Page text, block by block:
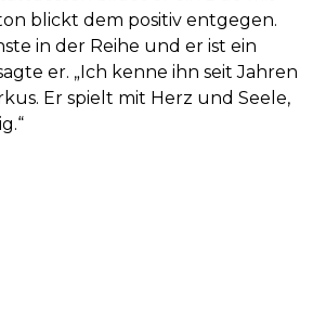
blickt dem positiv entgegen.
in der Reihe und er ist ein
er. „Ich kenne ihn seit Jahren
Er spielt mit Herz und Seele,